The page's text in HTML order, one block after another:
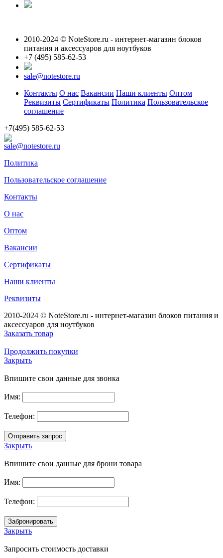
2010-2024 © NoteStore.ru - интернет-магазин блоков
питания и аксессуаров для ноутбуков
+7 (495) 585-62-53
sale@notestore.ru
Контакты О нас Вакансии Наши клиенты Оптом
Реквизиты Сертификаты Политика Пользовательское
соглашение
+7(495) 585-62-53
sale@notestore.ru
Политика
Пользовательское соглашение
Контакты
О нас
Оптом
Вакансии
Сертификаты
Наши клиенты
Реквизиты
2010-2024 © NoteStore.ru - интернет-магазин блоков питания и
аксессуаров для ноутбуков
Заказать товар
Продолжить покупки
Закрыть
Впишите свои данные для звонка
Имя:
Телефон:
Закрыть
Впишите свои данные для брони товара
Имя:
Телефон:
Закрыть
Запросить стоимость доставки